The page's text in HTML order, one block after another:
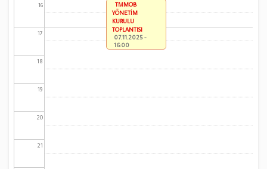
16
17
18
19
20
21
TMMOB
YÖNETİM
KURULU
TOPLANTISI
07.11.2025 -
16:00